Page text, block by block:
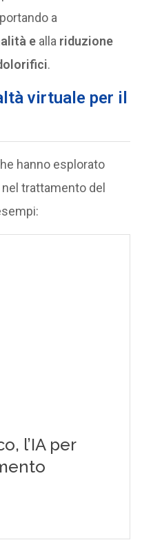
a
e alla riduzione
.
virtuale per il
hanno esplorato
nel trattamento del